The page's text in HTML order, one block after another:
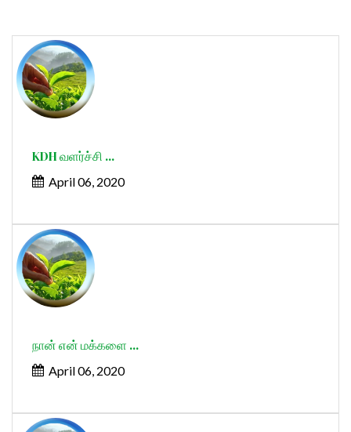
KDH வளர்ச்சி ...
April 06, 2020
நான் என் மக்களை ...
April 06, 2020